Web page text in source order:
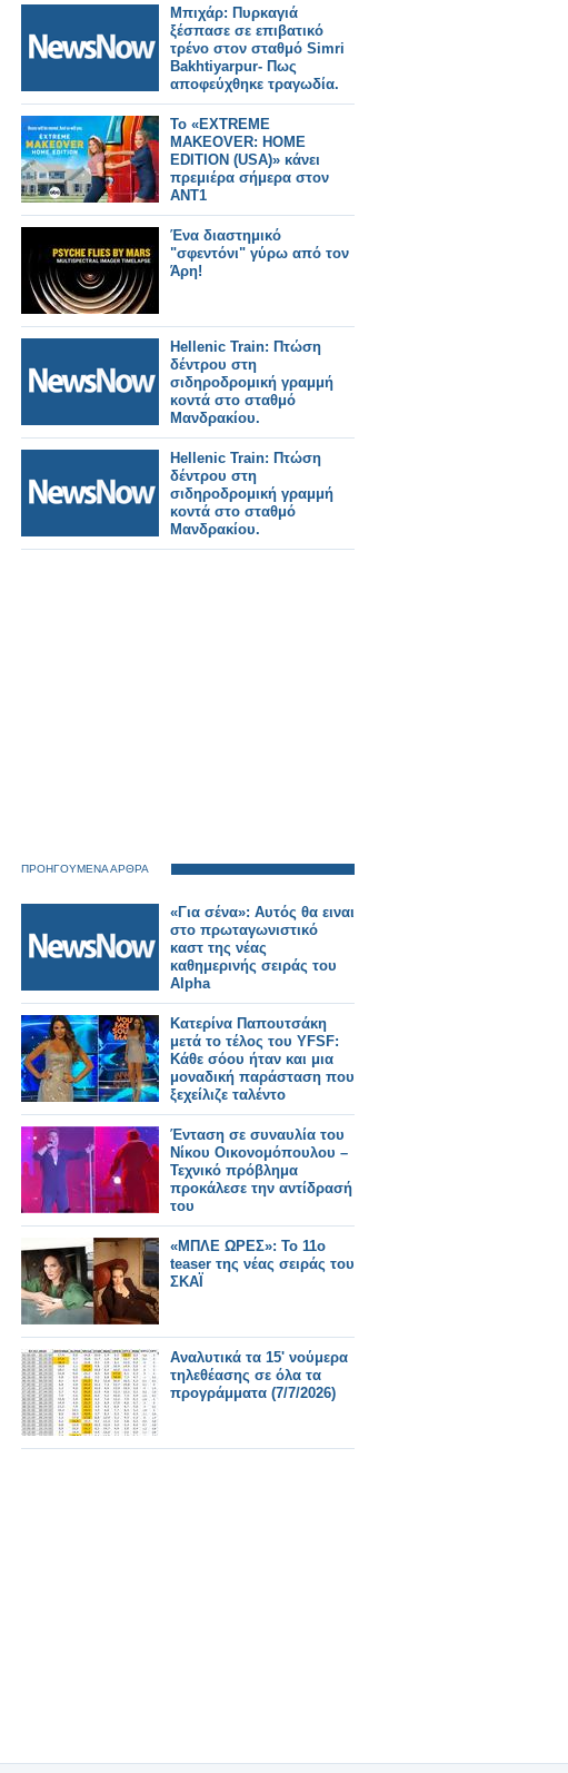
Μπιχάρ: Πυρκαγιά
ξέσπασε σε επιβατικό
τρένο στον σταθμό Simri
Bakhtiyarpur- Πως
αποφεύχθηκε τραγωδία.
Το «EXTREME
MAKEOVER: HOME
EDITION (USA)» κάνει
πρεμιέρα σήμερα στον
ΑΝΤ1
Ένα διαστημικό
"σφεντόνι" γύρω από τον
Άρη!
Hellenic Train: Πτώση
δέντρου στη
σιδηροδρομική γραμμή
κοντά στο σταθμό
Μανδρακίου.
Hellenic Train: Πτώση
δέντρου στη
σιδηροδρομική γραμμή
κοντά στο σταθμό
Μανδρακίου.
ΠΡΟΗΓΟΥΜΕΝΑ ΑΡΘΡΑ
«Για σένα»: Αυτός θα ειναι
στο πρωταγωνιστικό
καστ της νέας
καθημερινής σειράς του
Alpha
Κατερίνα Παπουτσάκη
μετά το τέλος του YFSF:
Κάθε σόου ήταν και μια
μοναδική παράσταση που
ξεχείλιζε ταλέντο
Ένταση σε συναυλία του
Νίκου Οικονομόπουλου –
Τεχνικό πρόβλημα
προκάλεσε την αντίδρασή
του
«ΜΠΛΕ ΩΡΕΣ»: Το 11ο
teaser της νέας σειράς του
ΣΚΑΪ
Αναλυτικά τα 15' νούμερα
τηλεθέασης σε όλα τα
προγράμματα (7/7/2026)